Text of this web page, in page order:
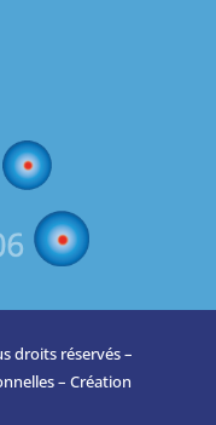
droits réservés –
– Création